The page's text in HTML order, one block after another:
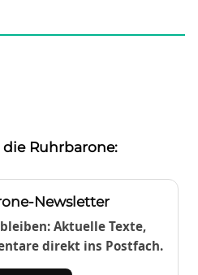
Ruhrbarone:
Newsletter
Aktuelle Texte,
direkt ins Postfach.